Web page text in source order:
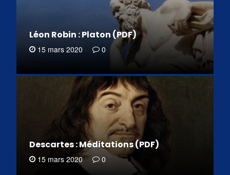
Léon Robin : Platon (PDF)
15 mars 2020 0
Descartes : Méditations (PDF)
15 mars 2020 0